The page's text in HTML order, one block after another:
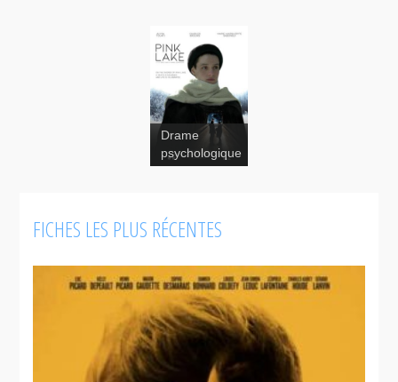
Drame
psychologique
FICHES LES PLUS RÉCENTES